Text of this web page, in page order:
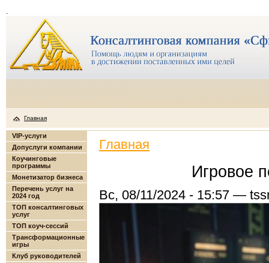
Главная
VIP-услуги
Допуслуги компании
Коучинговые
программы
Монетизатор бизнеса
Перечень услуг на
2024 год
ТОП консалтинговых
услуг
ТОП коуч-сессий
Трансформационные
игры
Клуб руководителей
Главная
Игровое
Вс, 08/11/2024 - 15:57 —